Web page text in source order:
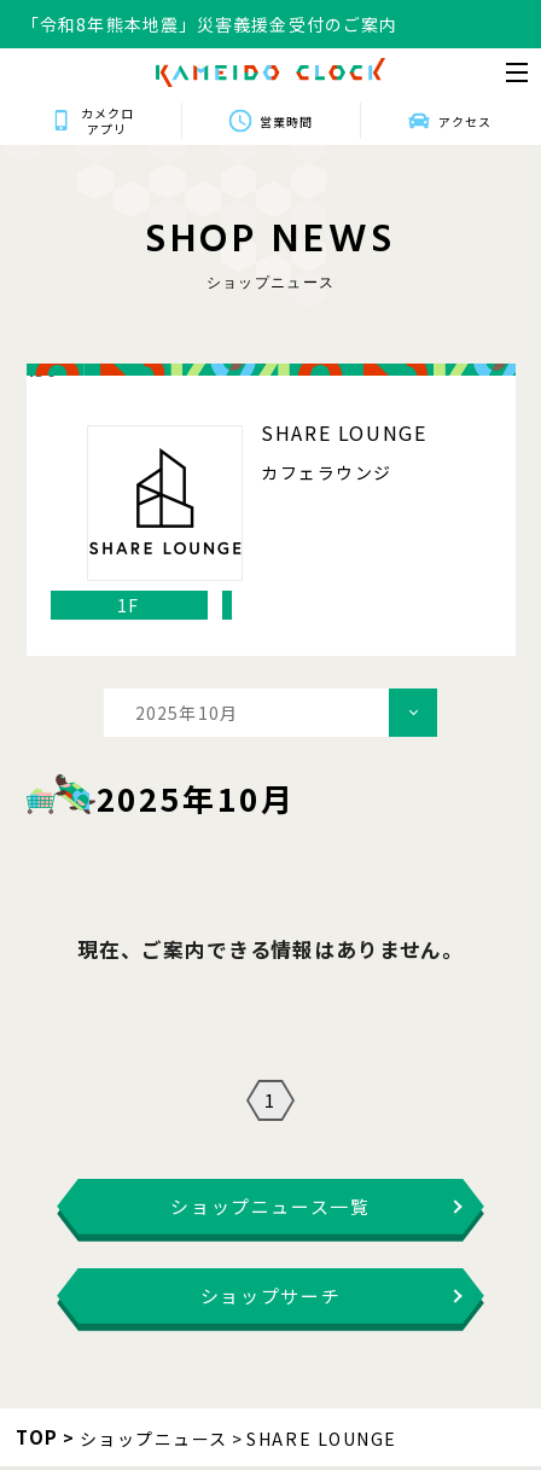
「令和8年熊本地震」災害義援金受付のご案内
カメクロ
アプリ
営業時間 アクセス
SHOP NEWS
ショップニュース
150
SHARE LOUNGE
カフェラウンジ
1F
2025年10月
2025年10月
現在、ご案内できる情報はありません。
1
ショップニュース一覧
ショップサーチ
TOP ショップニュース SHARE LOUNGE